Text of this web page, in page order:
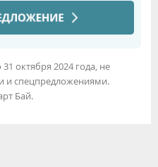
октября 2024 года, не
и спецпредложениями.
Бай.